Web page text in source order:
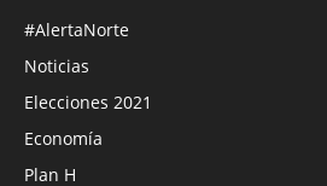
#AlertaNorte
Noticias
Elecciones 2021
Economía
Plan H